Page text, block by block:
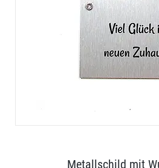
Metallschild mit